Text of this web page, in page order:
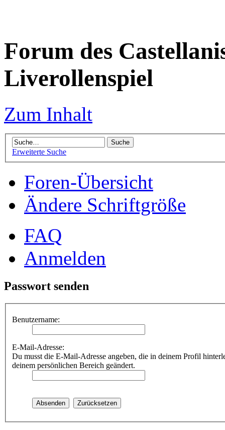
Forum des
Liverollenspiel
Zum Inhalt
Erweiterte Suche
Foren-Übersicht
Ändere Schriftgröße
FAQ
Anmelden
Passwort senden
Benutzername:
E-Mail-Adresse:
Du musst die E-Mail-Adresse angeben, die in deinem Profil
deinem persönlichen Bereich geändert.